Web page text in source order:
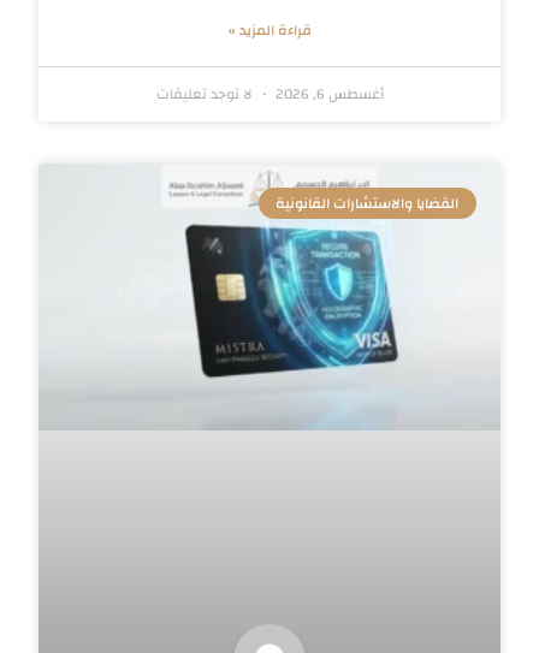
قراءة المزيد »
أغسطس 6, 2026 لا توجد تعليقات
القضايا والاستشارات القانونية